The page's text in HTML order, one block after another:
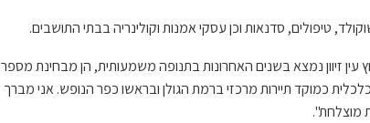
טיפולים, סדנאותוכן עסקי אמנות וקולינריה בבתי התושבים.
עין זיווןנמצא בשנים האחרונות בתנופה משמעותית, הן מבחינת מספר
כמוקד תיירות מרכזי ברמת הגולן ובראשו כפר הנופש. אני מברך
מוצלחת"
.